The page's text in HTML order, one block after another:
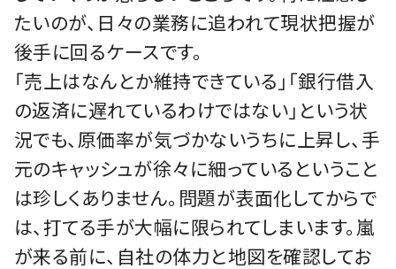
たいのが、日々の業務に追われて現状把握が
後手に回るケースです。
「売上はなんとか維持できている」「銀行借入
の返済に遅れているわけではない」という状
況でも、原価率が気づかないうちに上昇し、手
元のキャッシュが徐々に細っているということ
は珍しくありません。問題が表面化してからで
は、打てる手が大幅に限られてしまいます。嵐
が来る前に、自社の体力と地図を確認してお